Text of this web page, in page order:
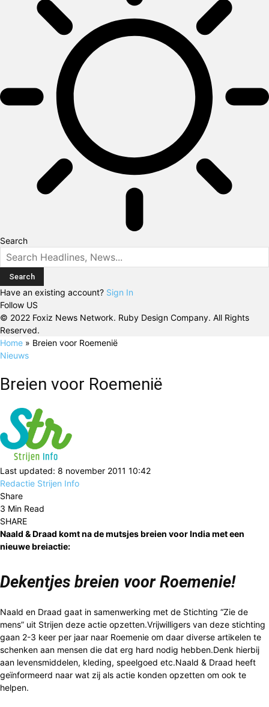
Search
Have an existing account? Sign In
Follow US
© 2022 Foxiz News Network. Ruby Design Company. All Rights
Reserved.
Home » Breien voor Roemenië
Nieuws
Breien voor Roemenië
Last updated: 8 november 2011 10:42
Redactie Strijen Info
Share
3 Min Read
SHARE
Naald & Draad komt na de mutsjes breien voor India met een
nieuwe breiactie:
Dekentjes breien voor Roemenie!
Naald en Draad gaat in samenwerking met de Stichting “Zie de
mens” uit Strijen deze actie opzetten.Vrijwilligers van deze stichting
gaan 2-3 keer per jaar naar Roemenie om daar diverse artikelen te
schenken aan mensen die dat erg hard nodig hebben.Denk hierbij
aan levensmiddelen, kleding, speelgoed etc.Naald & Draad heeft
geïnformeerd naar wat zij als actie konden opzetten om ook te
helpen.